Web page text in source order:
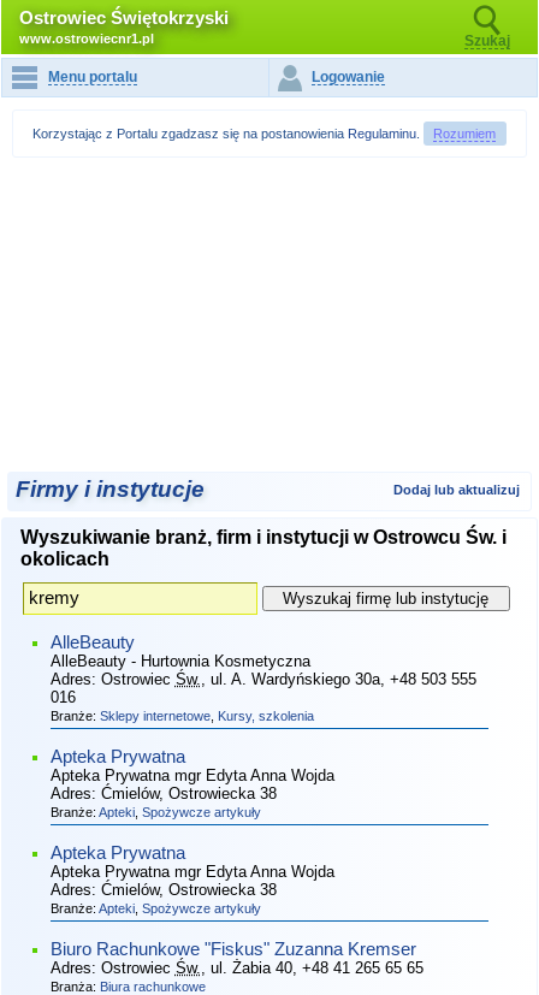
Ostrowiec Świętokrzyski
www.ostrowiecnr1.pl Szukaj
Menu portalu Logowanie
Korzystając z Portalu zgadzasz się na postanowienia Regulaminu Rozumiem
Firmy i instytucje Dodaj lub aktualizuj
Wyszukiwanie branż, firm i instytucji w Ostrowcu Św. i
okolicach
AlleBeauty
AlleBeauty - Hurtownia Kosmetyczna
Adres: Ostrowiec Św. , ul. A. Wardyńskiego 30a, +48 503 555
016
Branże: Sklepy internetowe, Kursy, szkolenia
Apteka Prywatna
Apteka Prywatna mgr Edyta Anna Wojda
Adres: Ćmielów, Ostrowiecka 38
Branże: Apteki, Spożywcze artykuły
Apteka Prywatna
Apteka Prywatna mgr Edyta Anna Wojda
Adres: Ćmielów, Ostrowiecka 38
Branże: Apteki, Spożywcze artykuły
Biuro Rachunkowe "Fiskus" Zuzanna Kremser
Adres: Ostrowiec Św. , ul. Żabia 40, +48 41 265 65 65
Branża: Biura rachunkowe